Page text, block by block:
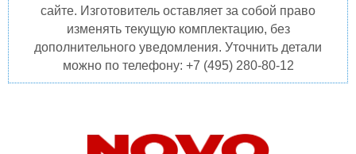
сайте. Изготовитель оставляет за собой право
изменять текущую комплектацию, без
дополнительного уведомления. Уточнить детали
можно по телефону: +7 (495) 280-80-12